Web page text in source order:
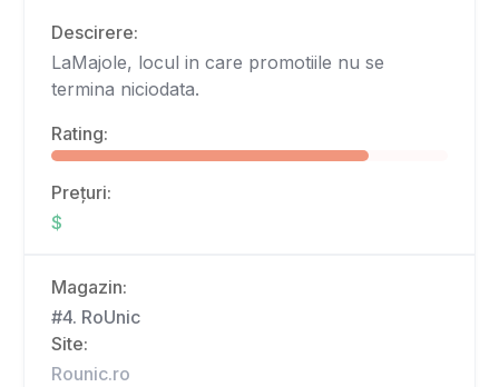
Descirere:
LaMajole, locul in care promotiile nu se
termina niciodata.
Rating:
Prețuri:
$
Magazin:
#4. RoUnic
Site:
Rounic.ro